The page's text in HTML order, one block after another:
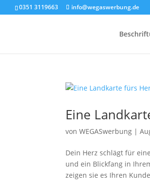
0351 3119663 info@wegaswerbung.de
Eine
vonWEGASwerbung |
Dein Herz schlägt für
und ein Blickfang in
zeigen sie es Ihren